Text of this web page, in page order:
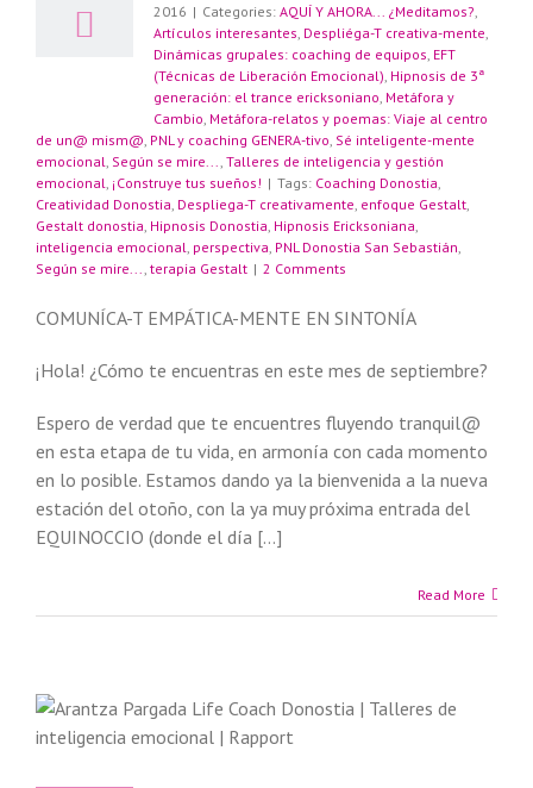
2016 | Categories: AQUÍ Y AHORA... ¿Meditamos?,
Artículos interesantes, Despliéga-T creativa-mente,
Dinámicas grupales: coaching de equipos, EFT
(Técnicas de Liberación Emocional), Hipnosis de 3ª
generación: el trance ericksoniano, Metáfora y
Cambio, Metáfora-relatos y poemas: Viaje al centro
de un@ mism@, PNL y coaching GENERA-tivo, Sé inteligente-mente
emocional, Según se mire..., Talleres de inteligencia y gestión
emocional, ¡Construye tus sueños! | Tags: Coaching Donostia,
Creatividad Donostia, Despliega-T creativamente, enfoque Gestalt,
Gestalt donostia, Hipnosis Donostia, Hipnosis Ericksoniana,
inteligencia emocional, perspectiva, PNL Donostia San Sebastián,
Según se mire..., terapia Gestalt | 2 Comments
COMUNÍCA-T EMPÁTICA-MENTE EN SINTONÍA
¡Hola! ¿Cómo te encuentras en este mes de septiembre?
Espero de verdad que te encuentres fluyendo tranquil@
en esta etapa de tu vida, en armonía con cada momento
en lo posible. Estamos dando ya la bienvenida a la nueva
estación del otoño, con la ya muy próxima entrada del
EQUINOCCIO (donde el día […]
Read More